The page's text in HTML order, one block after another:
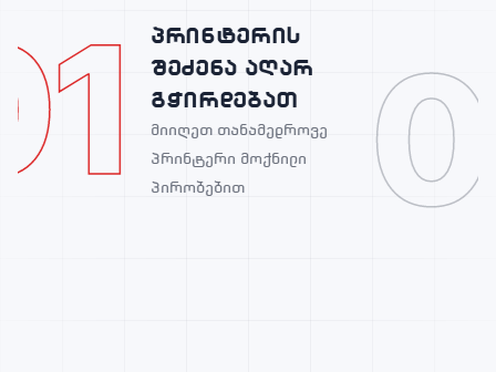
პრინტერის
შეძენა აღარ
გჭირდებათ
მიიღეთ თანამედროვე
პრინტერი მოქნილი
პირობებით